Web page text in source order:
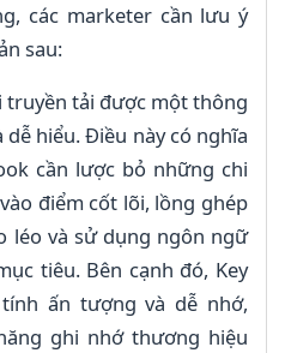
các marketer cần lưu ý
sau:
truyền tải được một thông
hiểu. Điều này có nghĩa
cần lược bỏ những chi
điểm cốt lõi, lồng ghép
léo và sử dụng ngôn ngữ
tiêu. Bên cạnh đó, Key
ấn tượng và dễ nhớ,
ghi nhớ thương hiệu